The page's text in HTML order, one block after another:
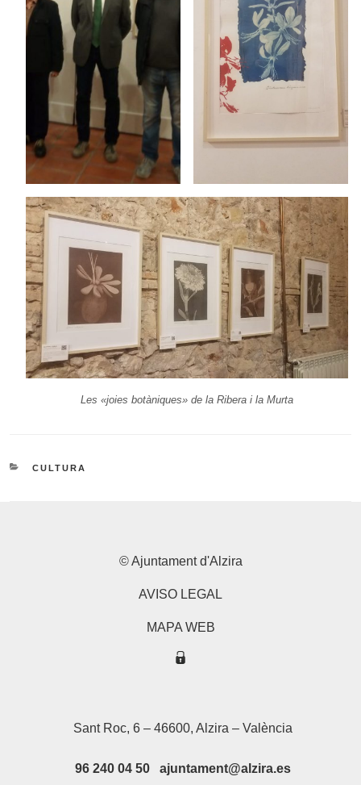
Les «joies botàniques» de la Ribera i la Murta
CATEGORÍAS
CULTURA
© Ajuntament d'Alzira
AVISO LEGAL
MAPA WEB
Sant Roc, 6 – 46600, Alzira – València
96 240 04 50 ajuntament@alzira.es